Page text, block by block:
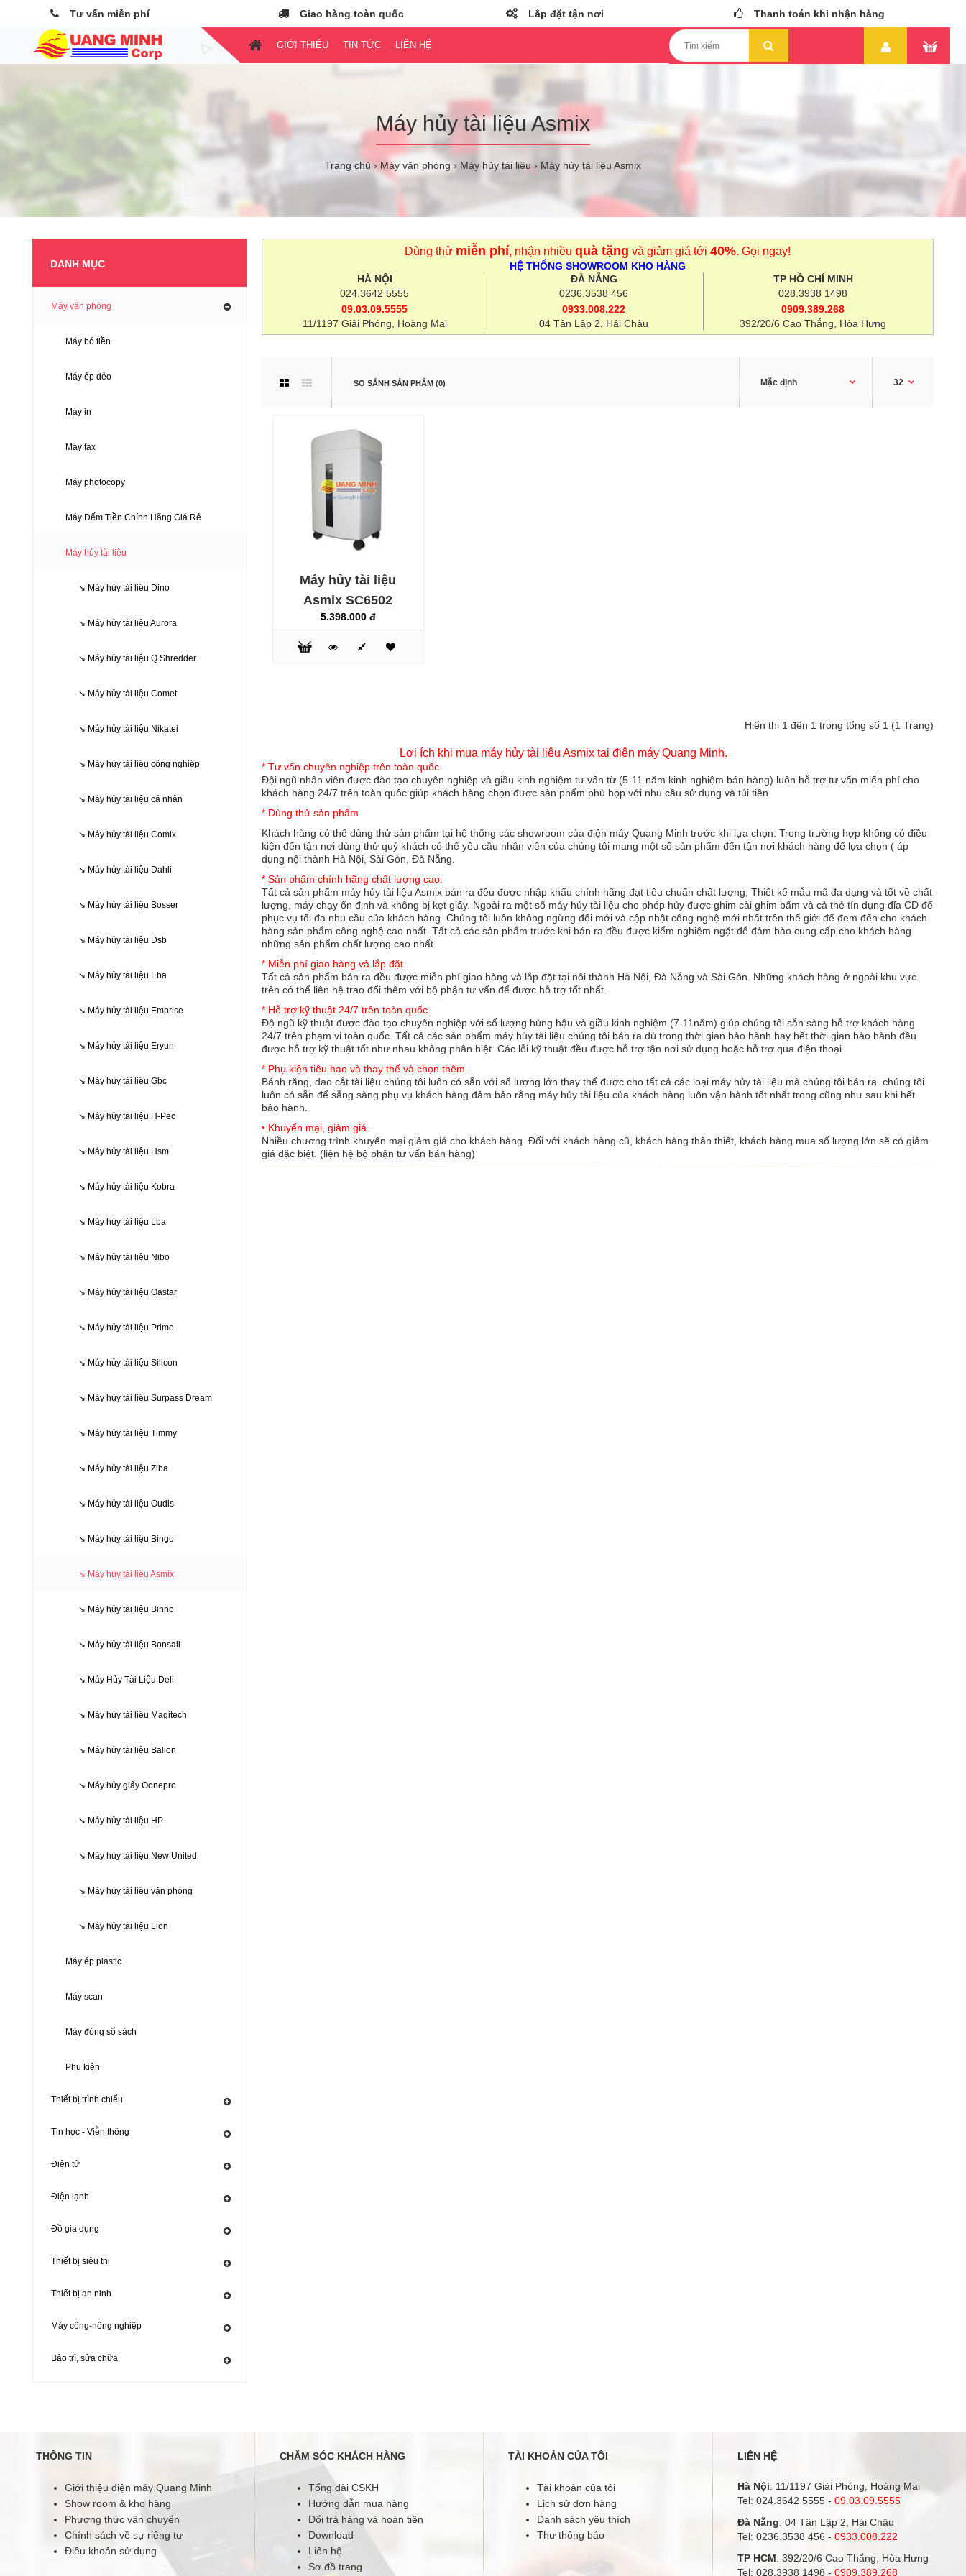
Tư vấn miễn phí Giao hàng toàn quốc Lắp đặt tận nơi Thanh toán khi nhận hàng
GIỚI THIỆU TIN TỨC LIÊN HỆ
Máy hủy tài liệu Asmix
Trang chủ Máy văn phòng Máy hủy tài liệu Máy hủy tài liệu Asmix
DANH MỤC
Máy văn phòng
Máy bó tiền
Máy ép dẻo
Máy in
Máy fax
Máy photocopy
Máy Đếm Tiền Chính Hãng Giá Rẻ
Máy hủy tài liệu
↘ Máy hủy tài liệu Dino
↘ Máy hủy tài liệu Aurora
↘ Máy hủy tài liệu Q.Shredder
↘ Máy hủy tài liệu Comet
↘ Máy hủy tài liệu Nikatei
↘ Máy hủy tài liệu công nghiệp
↘ Máy hủy tài liệu cá nhân
↘ Máy hủy tài liệu Comix
↘ Máy hủy tài liệu Dahli
↘ Máy hủy tài liệu Bosser
↘ Máy hủy tài liệu Dsb
↘ Máy hủy tài liệu Eba
↘ Máy hủy tài liệu Emprise
↘ Máy hủy tài liệu Eryun
↘ Máy hủy tài liệu Gbc
↘ Máy hủy tài liệu H-Pec
↘ Máy hủy tài liệu Hsm
↘ Máy hủy tài liệu Kobra
↘ Máy hủy tài liệu Lba
↘ Máy hủy tài liệu Nibo
↘ Máy hủy tài liệu Oastar
↘ Máy hủy tài liệu Primo
↘ Máy hủy tài liệu Silicon
↘ Máy hủy tài liệu Surpass Dream
↘ Máy hủy tài liệu Timmy
↘ Máy hủy tài liệu Ziba
↘ Máy hủy tài liệu Oudis
↘ Máy hủy tài liệu Bingo
↘ Máy hủy tài liệu Asmix
↘ Máy hủy tài liệu Binno
↘ Máy hủy tài liệu Bonsaii
↘ Máy Hủy Tài Liệu Deli
↘ Máy hủy tài liệu Magitech
↘ Máy hủy tài liệu Balion
↘ Máy hủy giấy Oonepro
↘ Máy hủy tài liệu HP
↘ Máy hủy tài liệu New United
↘ Máy hủy tài liệu văn phòng
↘ Máy hủy tài liệu Lion
Máy ép plastic
Máy scan
Máy đóng sổ sách
Phụ kiện
Thiết bị trình chiếu
Tin học - Viễn thông
Điện tử
Điện lạnh
Đồ gia dụng
Thiết bị siêu thị
Thiết bị an ninh
Máy công-nông nghiệp
Bảo trì, sửa chữa
Dùng thử miễn phí, nhận nhiều quà tặng và giảm giá tới 40%. Gọi ngay!
HỆ THỐNG SHOWROOM KHO HÀNG
HÀ NỘI
024.3642 5555
09.03.09.5555
11/1197 Giải Phóng, Hoàng Mai
ĐÀ NẴNG
0236.3538 456
0933.008.222
04 Tân Lập 2, Hải Châu
TP HỒ CHÍ MINH
028.3938 1498
0909.389.268
392/20/6 Cao Thắng, Hòa Hưng
SO SÁNH SẢN PHẨM (0)
Máy hủy tài liệu
Asmix SC6502
5.398.000 đ
Hiển thị 1 đến 1 trong tổng số 1 (1 Trang)
Lợi ích khi mua máy hủy tài liệu Asmix tại điện máy Quang Minh.
* Tư vấn chuyên nghiệp trên toàn quốc.
Đội ngũ nhân viên được đào tạo chuyên nghiệp và giầu kinh nghiệm tư vấn từ (5-11 năm kinh nghiệm bán hàng) luôn hỗ trợ tư vấn miến phí cho
khách hàng 24/7 trên toàn quôc giúp khách hàng chọn được sản phẩm phù họp với nhu cầu sử dụng và túi tiền.
* Dùng thử sản phẩm
Khách hàng có thể dùng thử sản phẩm tại hệ thống các showroom của điện máy Quang Minh trước khi lựa chọn. Trong trường hợp không có điều
kiện đến tận nơi dùng thử quý khách có thể yêu cầu nhân viên của chúng tôi mang một số sản phẩm đến tận nơi khách hàng để lựa chọn ( áp
dụng nội thành Hà Nội, Sài Gòn, Đà Nẵng.
* Sản phẩm chính hãng chất lượng cao.
Tất cả sản phẩm máy hủy tài liệu Asmix bán ra đều được nhập khẩu chính hãng đạt tiêu chuẩn chất lượng, Thiết kế mẫu mã đa dạng và tốt về chất
lượng, máy chạy ổn định và không bị kẹt giấy. Ngoài ra một số máy hủy tài liệu cho phép hủy được ghim cài ghim bấm và cả thẻ tín dụng đỉa CD để
phục vụ tối đa nhu cầu của khách hàng. Chúng tôi luôn không ngừng đổi mới và cập nhật công nghệ mới nhất trên thế giới để đem đến cho khách
hàng sản phẩm công nghệ cao nhất. Tất cả các sản phẩm trước khi bán ra đều được kiểm nghiệm ngặt để đảm bảo cung cấp cho khách hàng
những sản phẩm chất lượng cao nhất.
* Miễn phí giao hàng và lắp đặt.
Tất cả sản phẩm bán ra đều được miễn phí giao hàng và lắp đặt tại nôi thành Hà Nội, Đà Nẵng và Sài Gòn. Những khách hàng ở ngoài khu vực
trên có thể liên hệ trao đổi thêm với bộ phận tư vấn để được hỗ trợ tốt nhất.
* Hỗ trợ kỹ thuật 24/7 trên toàn quốc.
Độ ngũ kỹ thuật được đào tạo chuyên nghiệp với số lượng hùng hậu và giầu kinh nghiệm (7-11năm) giúp chúng tôi sẵn sàng hỗ trợ khách hàng
24/7 trên phạm vi toàn quốc. Tất cả các sản phẩm máy hủy tài liệu chúng tôi bán ra dù trong thời gian bảo hành hay hết thời gian bảo hành đều
được hỗ trợ kỹ thuật tốt như nhau không phân biệt. Các lỗi kỹ thuật đều được hỗ trợ tận nơi sử dụng hoặc hỗ trợ qua điện thoại
* Phụ kiện tiêu hao và thay thế và chọn thêm.
Bánh răng, dao cắt tài liệu chúng tôi luôn có sẵn với số lượng lớn thay thế được cho tất cả các loại máy hủy tài liệu mà chúng tôi bán ra. chúng tôi
luôn có sẵn để sẵng sàng phụ vụ khách hàng đảm bảo rằng máy hủy tài liệu của khách hàng luôn vận hành tốt nhất trong cũng như sau khi hết
bảo hành.
• Khuyến mại, giảm giá.
Nhiều chương trình khuyến mại giảm giá cho khách hàng. Đối với khách hàng cũ, khách hàng thân thiết, khách hàng mua số lượng lớn sẽ có giảm
giá đặc biệt. (liện hệ bộ phận tư vấn bán hàng)
THÔNG TIN
Giới thiệu điện máy Quang Minh
Show room & kho hàng
Phương thức vận chuyển
Chính sách về sự riêng tư
Điều khoản sử dụng
CHĂM SÓC KHÁCH HÀNG
Tổng đài CSKH
Hướng dẫn mua hàng
Đổi trả hàng và hoàn tiền
Download
Liên hệ
Sơ đồ trang
TÀI KHOẢN CỦA TÔI
Tài khoản của tôi
Lịch sử đơn hàng
Danh sách yêu thích
Thư thông báo
LIÊN HỆ
Hà Nội: 11/1197 Giải Phóng, Hoàng Mai
Tel: 024.3642 5555- 09.03.09.5555
Đà Nẵng: 04 Tân Lập 2, Hải Châu
Tel: 0236.3538 456 - 0933.008.222
TP HCM: 392/20/6 Cao Thắng, Hòa Hưng
Tel: 028.3938 1498 - 0909.389.268